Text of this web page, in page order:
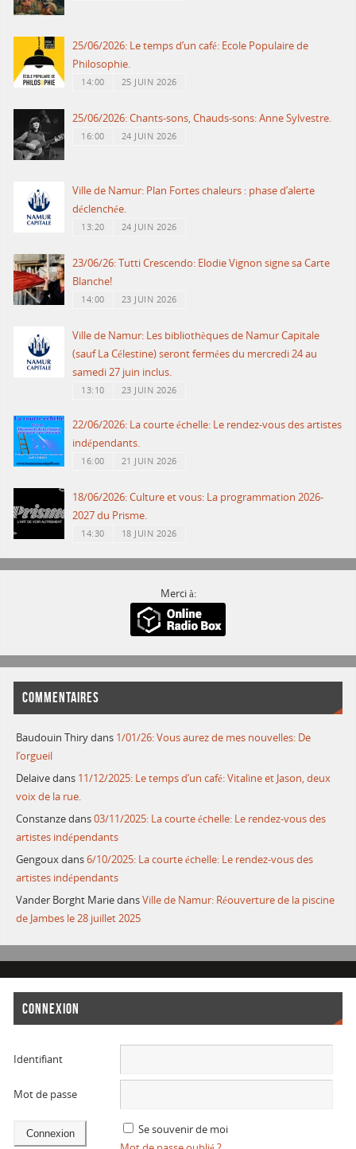
25/06/2026: Le temps d’un café: Ecole Populaire de
Philosophie.
14:00 25 JUIN 2026
25/06/2026: Chants-sons, Chauds-sons: Anne Sylvestre.
16:00 24 JUIN 2026
Ville de Namur: Plan Fortes chaleurs : phase d’alerte
déclenchée.
13:20 24 JUIN 2026
23/06/26: Tutti Crescendo: Elodie Vignon signe sa Carte
Blanche!
14:00 23 JUIN 2026
Ville de Namur: Les bibliothèques de Namur Capitale
(sauf La Célestine) seront fermées du mercredi 24 au
samedi 27 juin inclus.
13:10 23 JUIN 2026
22/06/2026: La courte échelle: Le rendez-vous des artistes
indépendants.
16:00 21 JUIN 2026
18/06/2026: Culture et vous: La programmation 2026-
2027 du Prisme.
14:30 18 JUIN 2026
Merci à:
COMMENTAIRES
Baudouin Thirydans 1/01/26: Vous aurez de mes nouvelles: De
l’orgueil
Delaivedans 11/12/2025: Le temps d’un café: Vitaline et Jason, deux
voix de la rue.
Constanzedans03/11/2025: La courte échelle: Le rendez-vous des
artistes indépendants
Gengouxdans6/10/2025: La courte échelle: Le rendez-vous des
artistes indépendants
Vander Borght MariedansVille de Namur: Réouverture de la piscine
de Jambes le 28 juillet 2025
CONNEXION
Identifiant
Mot de passe
Se souvenir de moi